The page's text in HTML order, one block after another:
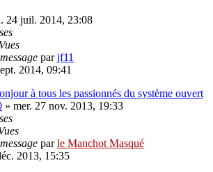
24 juil. 2014, 23:08
Vues
parjf11
2014, 09:41
à tous les passionnés du système ouvert
» mer. 27 nov. 2013, 19:33
parle Manchot Masqué
2013, 15:35